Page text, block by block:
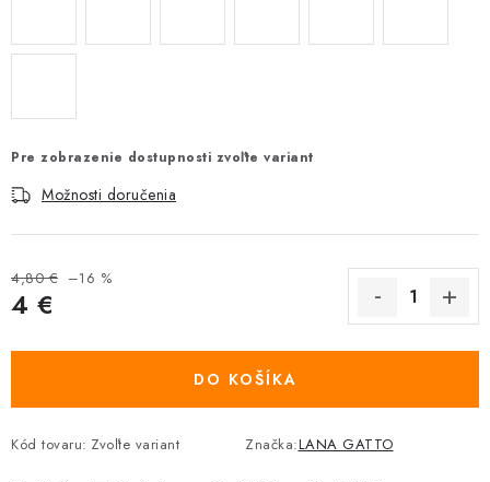
Pre zobrazenie dostupnosti zvoľte variant
Možnosti doručenia
4,80 € –16 %
4 €
DO KOŠÍKA
Kód tovaru: Zvoľte variant Značka:LANA GATTO